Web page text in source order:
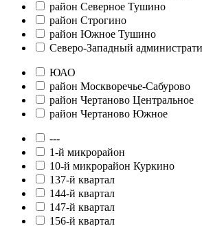
район Северное Тушино
район Строгино
район Южное Тушино
Северо-Западный
ЮАО
район Москворечье-Сабурово
район Чертаново Центральное
район Чертаново Южное
---
1-й микрорайон
10-й микрорайон Куркино
137-й квартал
144-й квартал
147-й квартал
156-й квартал